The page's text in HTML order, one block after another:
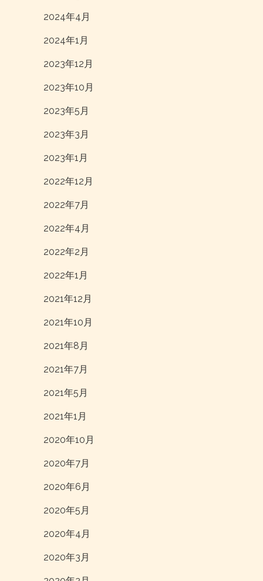
2024年4月
2024年1月
2023年12月
2023年10月
2023年5月
2023年3月
2023年1月
2022年12月
2022年7月
2022年4月
2022年2月
2022年1月
2021年12月
2021年10月
2021年8月
2021年7月
2021年5月
2021年1月
2020年10月
2020年7月
2020年6月
2020年5月
2020年4月
2020年3月